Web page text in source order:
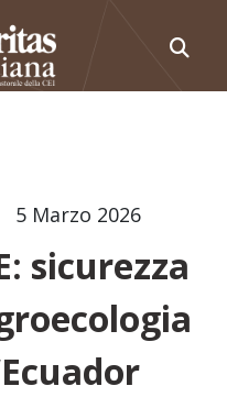
5 Marzo 2026
sicurezza